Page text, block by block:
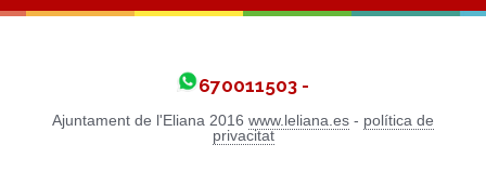
670011503 -
Ajuntament de l'Eliana 2016 www.leliana.es - política de
privacitat